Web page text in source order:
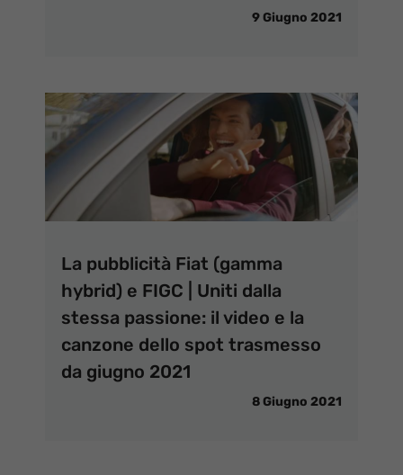
9 Giugno 2021
La pubblicità Fiat (gamma
hybrid) e FIGC | Uniti dalla
stessa passione: il video e la
canzone dello spot trasmesso
da giugno 2021
8 Giugno 2021